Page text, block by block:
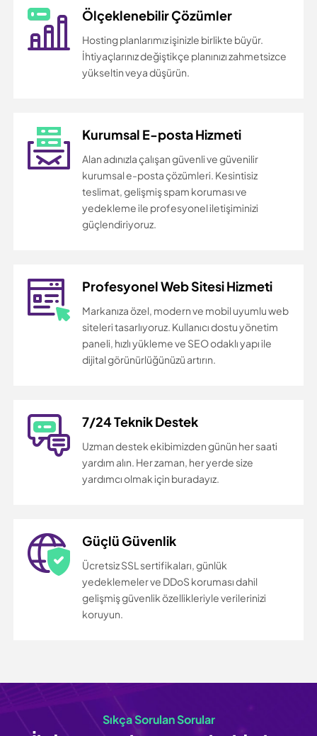
Ölçeklenebilir Çözümler
Hosting planlarımız işinizle birlikte büyür.
İhtiyaçlarınız değiştikçe planınızı zahmetsizce
yükseltin veya düşürün.
Kurumsal E-posta Hizmeti
Alan adınızla çalışan güvenli ve güvenilir
kurumsal e-posta çözümleri. Kesintisiz
teslimat, gelişmiş spam koruması ve
yedekleme ile profesyonel iletişiminizi
güçlendiriyoruz.
Profesyonel Web Sitesi Hizmeti
Markanıza özel, modern ve mobil uyumlu web
siteleri tasarlıyoruz. Kullanıcı dostu yönetim
paneli, hızlı yükleme ve SEO odaklı yapı ile
dijital görünürlüğünüzü artırın.
7/24 Teknik Destek
Uzman destek ekibimizden günün her saati
yardım alın. Her zaman, her yerde size
yardımcı olmak için buradayız.
Güçlü Güvenlik
Ücretsiz SSL sertifikaları, günlük
yedeklemeler ve DDoS koruması dahil
gelişmiş güvenlik özellikleriyle verilerinizi
koruyun.
Sıkça Sorulan Sorular